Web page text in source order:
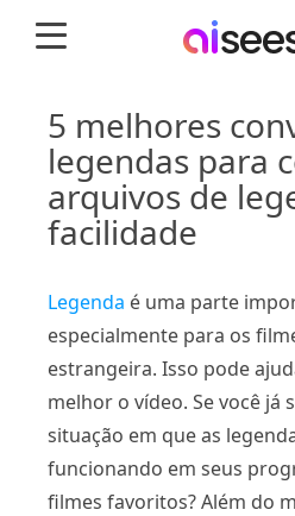
5 melhores
legendas para
arquivos de
facilidade
Legenda é uma parte
especialmente para os
estrangeira. Isso pode
melhor o vídeo. Se você já
situação em que as
funcionando em seus
filmes favoritos? Além do